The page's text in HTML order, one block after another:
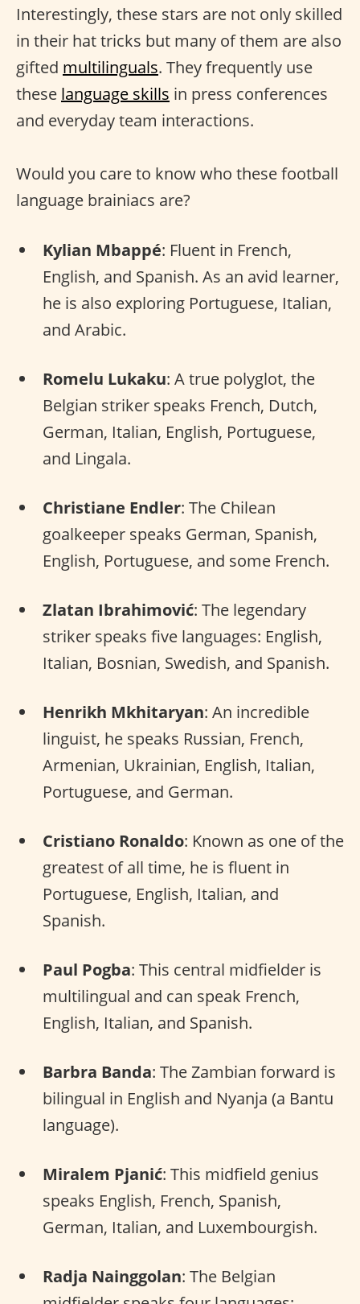
Interestingly, these stars are not only skilled
in their hat tricks but many of them are also
gifted multilinguals. They frequently use
these language skills in press conferences
and everyday team interactions.
Would you care to know who these football
language brainiacs are?
Kylian Mbappé: Fluent in French,
English, and Spanish. As an avid learner,
he is also exploring Portuguese, Italian,
and Arabic.
Romelu Lukaku: A true polyglot, the
Belgian striker speaks French, Dutch,
German, Italian, English, Portuguese,
and Lingala.
Christiane Endler: The Chilean
goalkeeper speaks German, Spanish,
English, Portuguese, and some French.
Zlatan Ibrahimović: The legendary
striker speaks five languages: English,
Italian, Bosnian, Swedish, and Spanish.
Henrikh Mkhitaryan: An incredible
linguist, he speaks Russian, French,
Armenian, Ukrainian, English, Italian,
Portuguese, and German.
Cristiano Ronaldo: Known as one of the
greatest of all time, he is fluent in
Portuguese, English, Italian, and
Spanish.
Paul Pogba: This central midfielder is
multilingual and can speak French,
English, Italian, and Spanish.
Barbra Banda: The Zambian forward is
bilingual in English and Nyanja (a Bantu
language).
Miralem Pjanić: This midfield genius
speaks English, French, Spanish,
German, Italian, and Luxembourgish.
Radja Nainggolan: The Belgian